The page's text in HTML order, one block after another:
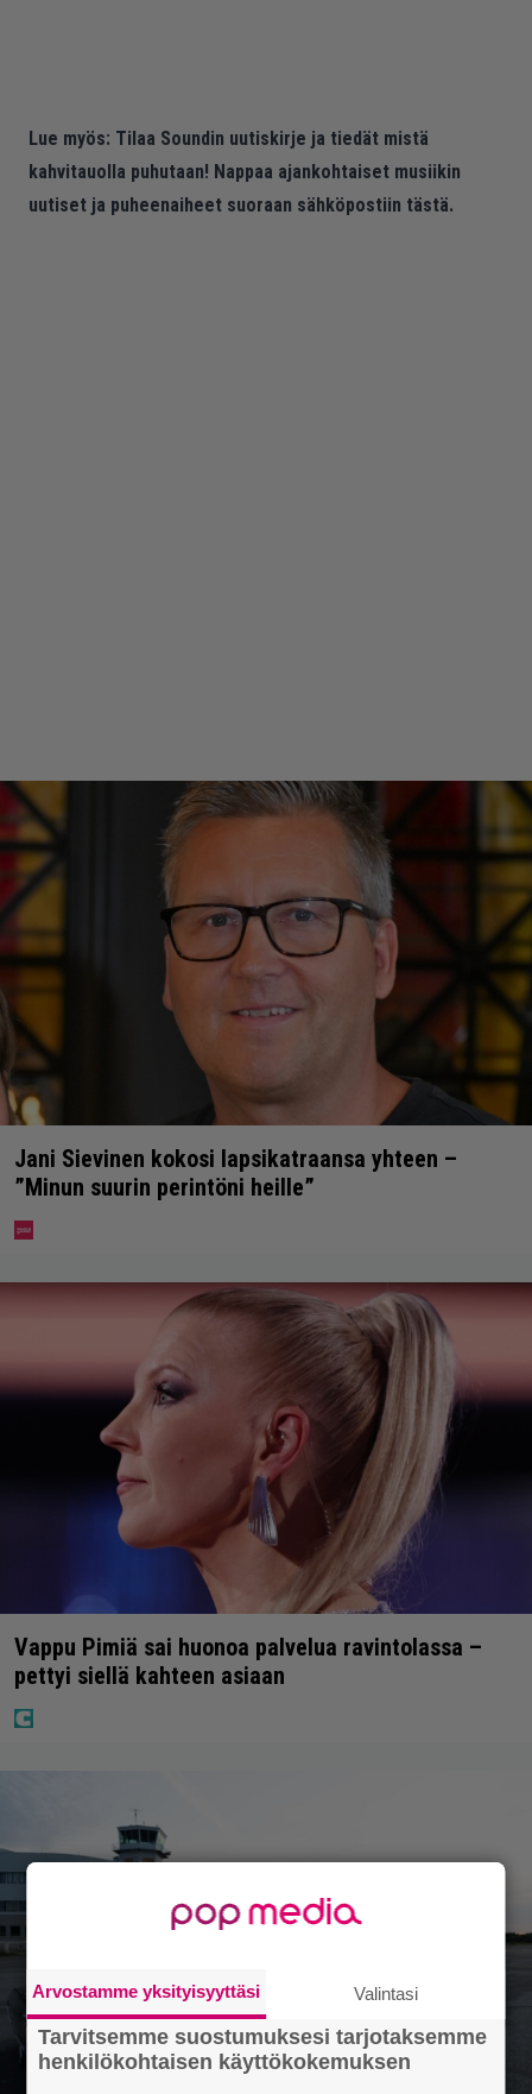
Lue myös: Tilaa Soundin uutiskirje ja tiedät mistä
kahvitauolla puhutaan! Nappaa ajankohtaiset musiikin
uutiset ja puheenaiheet suoraan sähköpostiin tästä.
Jani Sievinen kokosi lapsikatraansa yhteen –
”Minun suurin perintöni heille”
Vappu Pimiä sai huonoa palvelua ravintolassa –
pettyi siellä kahteen asiaan
Arvostamme yksityisyyttäsi Valintasi
Tarvitsemme suostumuksesi tarjotaksemme
henkilökohtaisen käyttökokemuksen